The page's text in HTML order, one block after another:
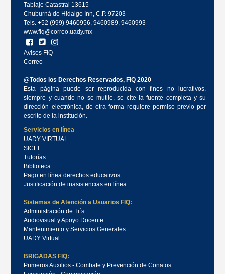
Tablaje Catastral 13615
Chuburná de Hidalgo Inn, C.P. 97203
Tels. +52 (999) 9460956, 9460989, 9460993
www.fiq@correo.uady.mx
Avisos FIQ
Correo
@Todos los Derechos Reservados, FIQ 2020
Esta página puede ser reproducida con fines no lucrativos,
siempre y cuando no se mutile, se cite la fuente completa y su
dirección electrónica, de otra forma requiere permiso previo por
escrito de la institución.
Servicios en línea
UADY VIRTUAL
SICEI
Tutorías
Biblioteca
Pago en línea derechos educativos
Justificación de inasistencias en línea
Sistemas de Atención a Usuarios FIQ:
Administración de Ti´s
Audiovisual y Apoyo Docente
Mantenimiento y Servicios Generales
UADY Virtual
BRIGADAS FIQ:
Primeros Auxilios - Combate y Prevención de Conatos